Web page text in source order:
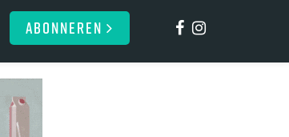
ABONNEREN